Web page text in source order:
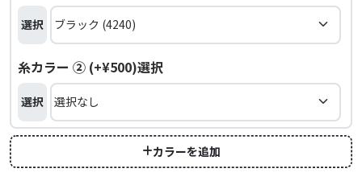
選択
糸カラー ② (+¥500)選択
選択
カラーを追加